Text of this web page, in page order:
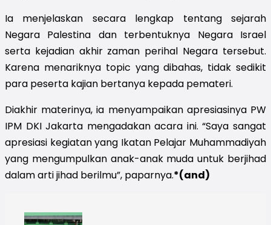
Ia menjelaskan secara lengkap tentang sejarah
Negara Palestina dan terbentuknya Negara Israel
serta kejadian akhir zaman perihal Negara tersebut.
Karena menariknya topic yang dibahas, tidak sedikit
para peserta kajian bertanya kepada pemateri.
Diakhir materinya, ia menyampaikan apresiasinya PW
IPM DKI Jakarta mengadakan acara ini. “Saya sangat
apresiasi kegiatan yang Ikatan Pelajar Muhammadiyah
yang mengumpulkan anak-anak muda untuk berjihad
dalam arti jihad berilmu”, paparnya.*(and)